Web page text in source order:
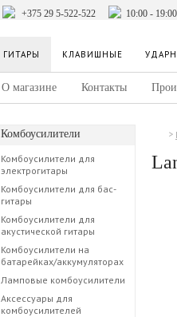
+375 29 5-522-522 10:00 -
ГИТАРЫ КЛАВИШНЫЕ
О магазине Контакты
Комбоусилители
Комбоусилители для
электрогитары
Комбоусилители для бас-
гитары
Комбоусилители для
акустической гитары
Комбоусилители на
батарейках/аккумуляторах
Ламповые комбоусилители
Аксессуары для
комбоусилителей